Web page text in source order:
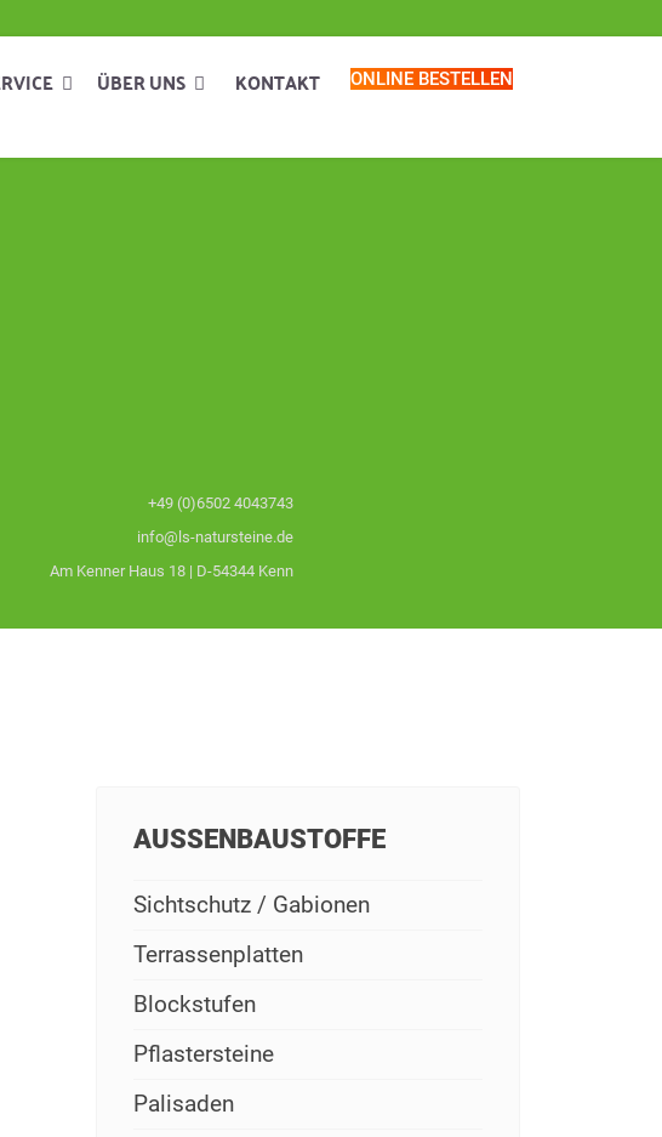
+49 (0)6502 4043743
info@ls-natursteine.de
Am Kenner Haus 18 | D-54344 Kenn
ÜBER UNS KONTAKT ONLINE BESTELLEN
AUSSENBAUSTOFFE
Sichtschutz / Gabionen
Terrassenplatten
Blockstufen
Pflastersteine
Palisaden